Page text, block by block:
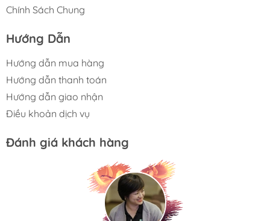
Chính Sách Chung
Hướng Dẫn
Hướng dẫn mua hàng
Hướng dẫn thanh toán
Hướng dẫn giao nhận
Điều khoản dịch vụ
Đánh giá khách hàng